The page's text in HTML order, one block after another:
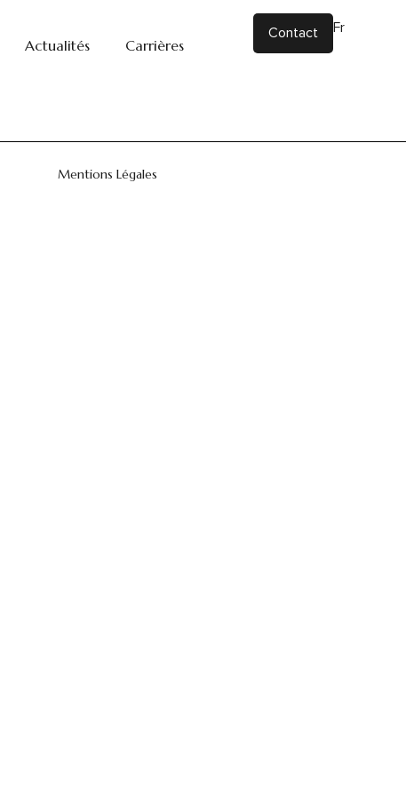
Actualités Carrières
Contact Fr
Mentions Légales